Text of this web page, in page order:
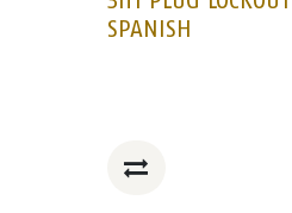
SPANISH